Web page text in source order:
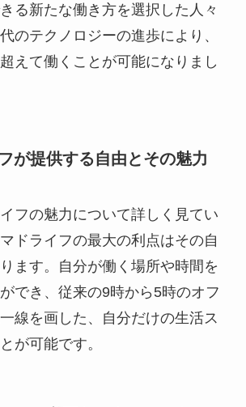
る新たな働き方を選択した人々
のテクノロジーの進歩により、
えて働くことが可能になりまし
が提供する自由とその魅力
フの魅力について詳しく見てい
ドライフの最大の利点はその自
ます。自分が働く場所や時間を
でき、従来の9時から5時のオフ
線を画した、自分だけの生活ス
が可能です。